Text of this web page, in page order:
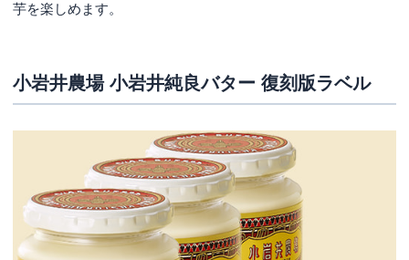
芋を楽しめます。
小岩井農場 小岩井純良バター 復刻版ラベル